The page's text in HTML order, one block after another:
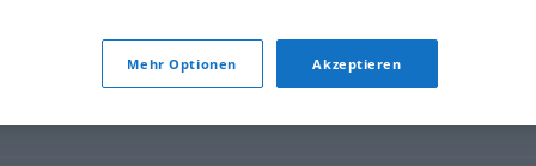
SanierungMehr Optionen Akzeptieren